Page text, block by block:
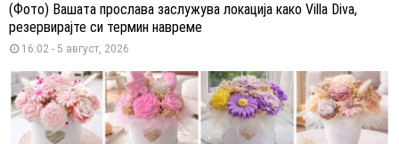
(Фото) Вашата прослава заслужува локација како Villa Diva,
резервирајте си термин навреме
16:02 - 5 август, 2026